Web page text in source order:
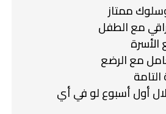
ممتاز
مع الطفل
مع الرضع
أول أسبوع لو في أي